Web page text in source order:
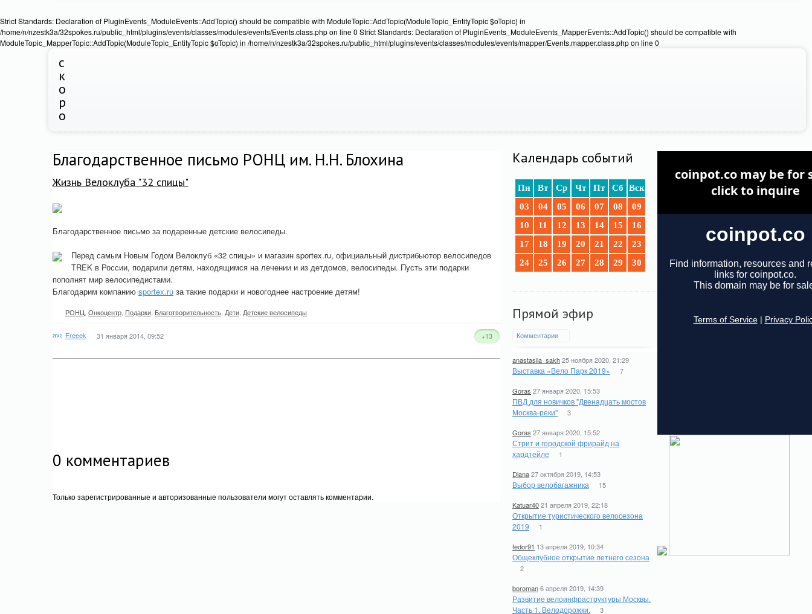
Strict Standards: Declaration of PluginEvents_ModuleEvents::AddTopic() should be compatible with ModuleTopic::AddTopic(ModuleTopic_EntityTopic $oTopic) in
/home/n/nzestk3a/32spokes.ru/public_html/plugins/events/classes/modules/events/Events.class.php on line 0 Strict Standards: Declaration of PluginEvents_ModuleEvents_MapperEvents::AddTopic() should be compatible with
ModuleTopic_MapperTopic::AddTopic(ModuleTopic_EntityTopic $oTopic) in /home/n/nzestk3a/32spokes.ru/public_html/plugins/events/classes/modules/events/mapper/Events.mapper.class.php on line 0
с
к
о
р
о
Календарь событий
Пн Вт Ср Чт Пт Сб
Вск
03
04 05 06 07 08
09
10
11 12 13 14 15
16
17
18 19 20 21 22
23
24
25 26 27 28 29 30
Прямой эфир
Комментарии
anastasiia_sakh25 ноября 2020, 21:29
Выставка «Вело Парк 2019» 7
Goras 27 января 2020, 15:53
ПВД для новичков "Двенадцать мостов
Москва-реки"
3
Goras 27 января 2020, 15:52
Стрит и городской фрирайд на
хардтейле
1
Diana27 октября 2019, 14:53
Выбор велобагажника 15
Katuar4021 апреля 2019, 22:18
Открытие туристического велосезона
2019
1
fedor91 13 апреля 2019, 10:34
Общеклубное открытие летнего сезона
2
boroman6 апреля 2019, 14:39
Развитие велоинфраструктуры Москвы.
Часть 1. Велодорожки.
3
Благодарственное письмо РОНЦ им. Н.Н. Блохина
Жизнь Велоклуба "32 спицы"
Благодарственное письмо за подаренные детские велосипеды.
Перед самым Новым Годом Велоклуб «32 спицы» и магазин sportex.ru, официальный дистрибьютор велосипедов
TREK в России, подарили детям, находящимся на лечении и из детдомов, велосипеды. Пусть эти подарки
пополнят мир велосипедистами.
Благодарим компанию sportex.ru за такие подарки и новогоднее настроение детям!
РОНЦ Онкоцентр Подарки Благотворительность Дети Детские велосипеды
Freeek 31 января 2014, 09:52 +13
0 комментариев
Только зарегистрированные и авторизованные пользователи могут оставлять комментарии.